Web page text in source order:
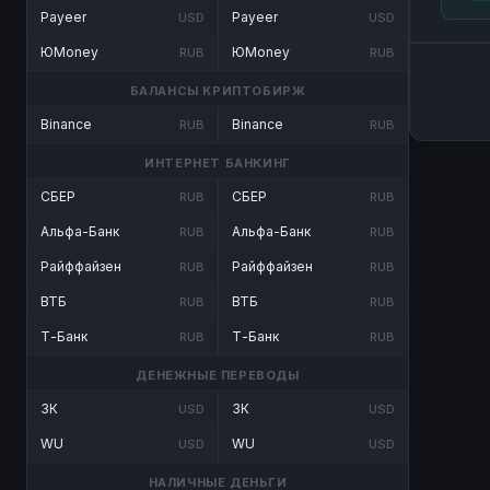
Payeer USD
ЮMoney RUB
Payeer USD
ЮMoney RUB
БАЛАНСЫ КРИПТОБИРЖ
Binance RUB Binance RUB
ИНТЕРНЕТ БАНКИНГ
СБЕР RUB
Альфа-Банк RUB
Райффайзен RUB
ВТБ RUB
Т-Банк RUB
СБЕР RUB
Альфа-Банк RUB
Райффайзен RUB
ВТБ RUB
Т-Банк RUB
ДЕНЕЖНЫЕ ПЕРЕВОДЫ
ЗК USD
WU USD
ЗК USD
WU USD
НАЛИЧНЫЕ ДЕНЬГИ